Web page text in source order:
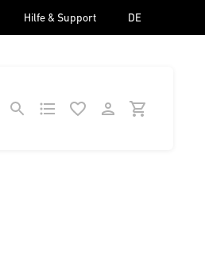
Hilfe & Support DE